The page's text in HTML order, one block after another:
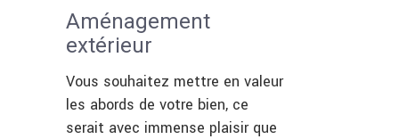
Aménagement
extérieur
Vous souhaitez mettre en valeur
les abords de votre bien, ce
serait avec immense plaisir que